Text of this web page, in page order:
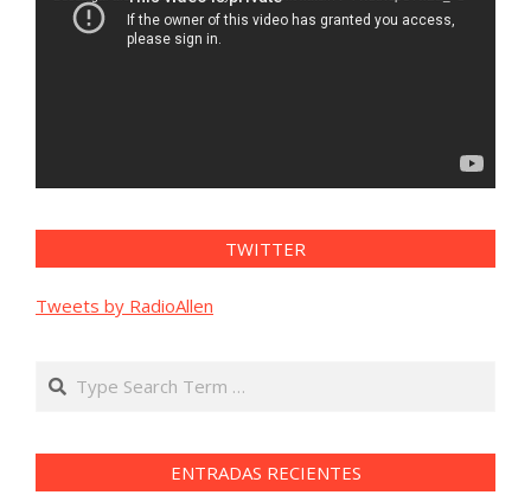
TWITTER
Tweets by RadioAllen
Search
ENTRADAS RECIENTES